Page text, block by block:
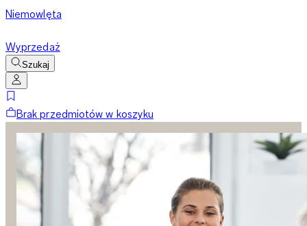
Niemowlęta
Wyprzedaż
Szukaj
Brak przedmiotów w koszyku